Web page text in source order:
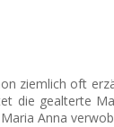
ziemlich oft
die gealterte
Anna